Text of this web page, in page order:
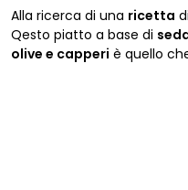
Alla ricerca di una ricetta
Qesto piatto a base di
olive e capperi è quello